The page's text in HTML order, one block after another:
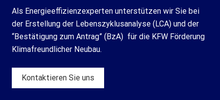
Als Energieeffizienzexperten unterstützen wir Sie bei
der Erstellung der Lebenszyklusanalyse (LCA) und der
“Bestätigung zum Antrag” (BzA) für die KFW Förderung
Klimafreundlicher Neubau.
Kontaktieren Sie uns